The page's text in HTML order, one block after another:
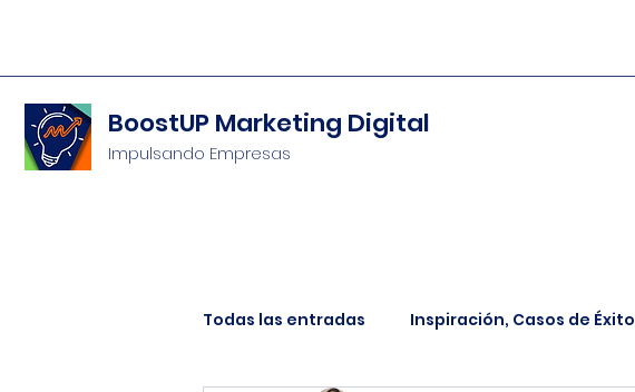
BoostUP Marketing Digital
Impulsando Empresas
Todas las entradas Inspiración, Casos de Éxito